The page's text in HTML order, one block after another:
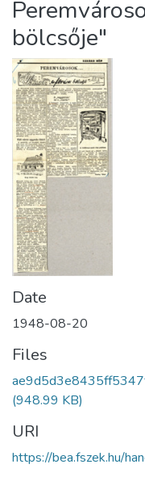
About us
bölcsője"
Date
1948-08-20
Files
(948.99 KB)
URI
https://bea.fszek.hu/